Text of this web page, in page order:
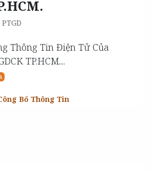
Thông Tin Điện Tử Của
TP.HCM....
Bố Thông Tin